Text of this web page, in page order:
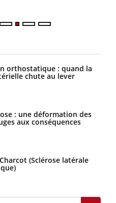
orthostatique : quand la
chute au lever
: une déformation des
aux conséquences
(Sclérose latérale